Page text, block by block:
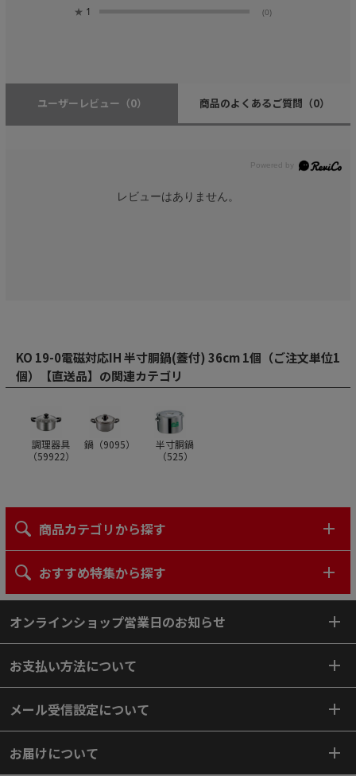
★ 1 (0)
ユーザーレビュー （0） 商品のよくあるご質問 （0）
レビューはありません。
KO 19-0電磁対応IH 半寸胴鍋(蓋付) 36cm 1個（ご注文単位1
個）【直送品】の関連カテゴリ
調理器具
（59922）
鍋（9095）
半寸胴鍋
（525）
商品カテゴリから探す
おすすめ特集から探す
オンラインショップ営業日のお知らせ
お支払い方法について
メール受信設定について
お届けについて